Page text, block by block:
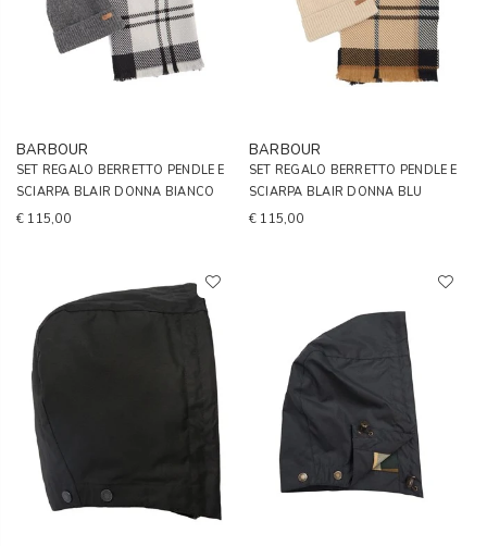
BARBOUR
SET REGALO BERRETTO PENDLE E
SCIARPA BLAIR DONNA BIANCO
€ 115,00
BARBOUR
SET REGALO BERRETTO PENDLE E
SCIARPA BLAIR DONNA BLU
€ 115,00